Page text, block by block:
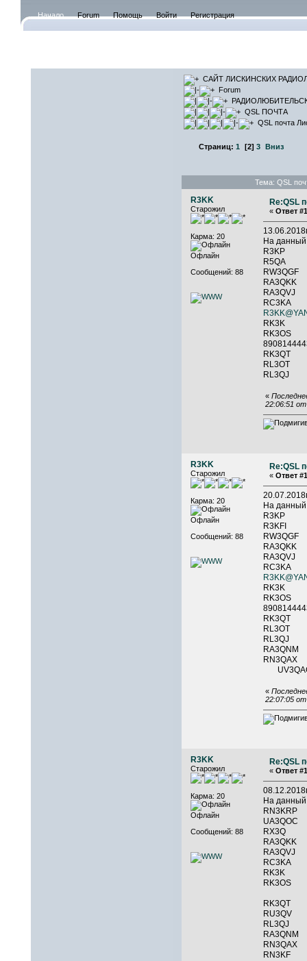
Начало Forum Помощь Войти Регистрация
САЙТ ЛИСКИНСКИХ
Forum
QSL ПОЧТА
QSL почта
Страниц: 1 [2] 3 Вниз
Тема: QSL
R3KK
Старожил
Карма: 20
Офлайн
Сообщений: 88
Re:QSL
« Ответ
На
R3KP
R5QA
RK3K
RL3OT
RL3QJ
«
22:06:51
R3KK
Старожил
Карма: 20
Офлайн
Сообщений: 88
Re:QSL
« Ответ
На
R3KP
R3KFI
RK3K
RK3QT
RL3OT
RL3QJ
«
22:07:05
R3KK
Старожил
Карма: 20
Офлайн
Сообщений: 88
Re:QSL
« Ответ
На
RX3Q
RK3K
RU3QV
RL3QJ